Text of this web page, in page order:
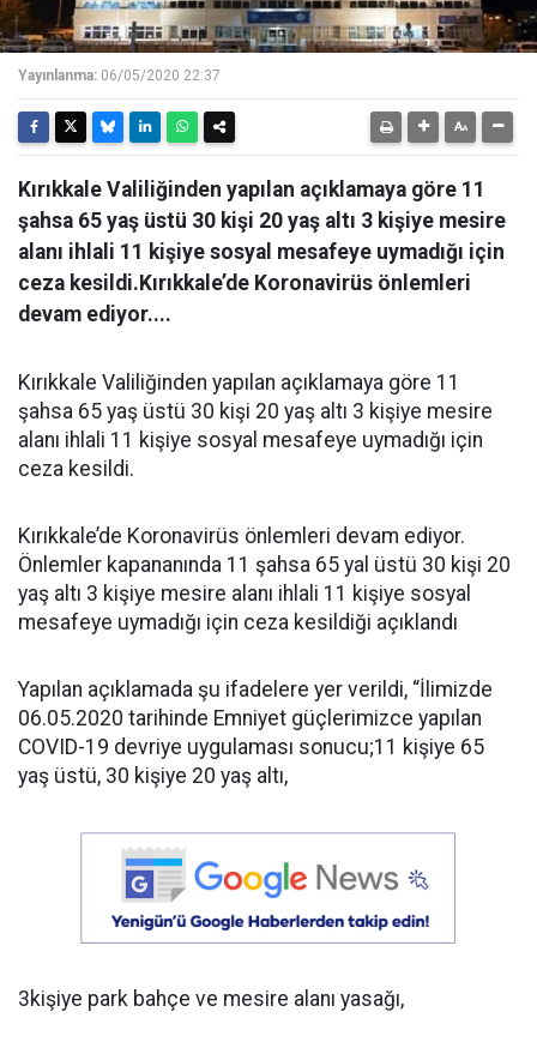
Yayınlanma: 06/05/2020 22:37
Kırıkkale Valiliğinden yapılan açıklamaya göre 11
şahsa 65 yaş üstü 30 kişi 20 yaş altı 3 kişiye mesire
alanı ihlali 11 kişiye sosyal mesafeye uymadığı için
ceza kesildi.Kırıkkale’de Koronavirüs önlemleri
devam ediyor....
Kırıkkale Valiliğinden yapılan açıklamaya göre 11
şahsa 65 yaş üstü 30 kişi 20 yaş altı 3 kişiye mesire
alanı ihlali 11 kişiye sosyal mesafeye uymadığı için
ceza kesildi.
Kırıkkale’de Koronavirüs önlemleri devam ediyor.
Önlemler kapananında 11 şahsa 65 yal üstü 30 kişi 20
yaş altı 3 kişiye mesire alanı ihlali 11 kişiye sosyal
mesafeye uymadığı için ceza kesildiği açıklandı
Yapılan açıklamada şu ifadelere yer verildi, “İlimizde
06.05.2020 tarihinde Emniyet güçlerimizce yapılan
COVID-19 devriye uygulaması sonucu;11 kişiye 65
yaş üstü, 30 kişiye 20 yaş altı,
3kişiye park bahçe ve mesire alanı yasağı,